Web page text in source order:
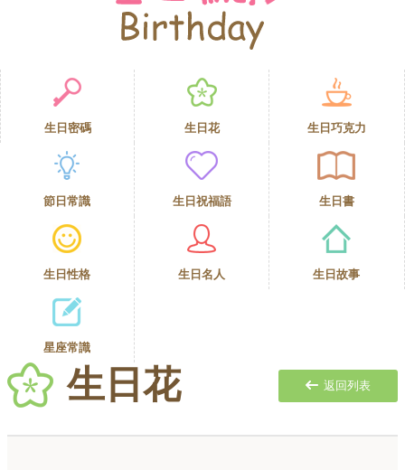
生日密碼 生日花 生日巧克力
節日常識 生日祝福語 生日書
生日性格 生日名人 生日故事
星座常識
生日花 返回列表